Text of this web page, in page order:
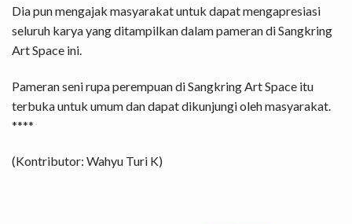
Dia pun mengajak masyarakat untuk dapat mengapresiasi
seluruh karya yang ditampilkan dalam pameran di Sangkring
Art Space ini.
Pameran seni rupa perempuan di Sangkring Art Space itu
terbuka untuk umum dan dapat dikunjungi oleh masyarakat.
****
(Kontributor: Wahyu Turi K)